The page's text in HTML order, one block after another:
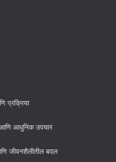
प्रक्रिया
आणि आधुनिक उपचार
जीवनशैलीतील बदल